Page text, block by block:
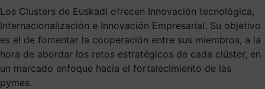
Los Clusters de Euskadi ofrecen Innovación tecnológica,
Internacionalización e Innovación Empresarial. Su objetivo
es el de fomentar la cooperación entre sus miembros, a la
hora de abordar los retos estratégicos de cada clúster, en
un marcado enfoque hacia el fortalecimiento de las
pymes.